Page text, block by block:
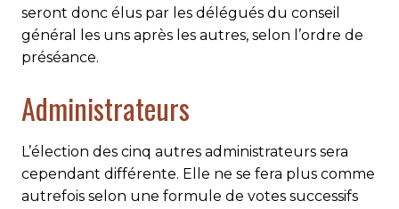
seront donc élus par les délégués du conseil
général les uns après les autres, selon l’ordre de
préséance.
Administrateurs
L’élection des cinq autres administrateurs sera
cependant différente. Elle ne se fera plus comme
autrefois selon une formule de votes successifs